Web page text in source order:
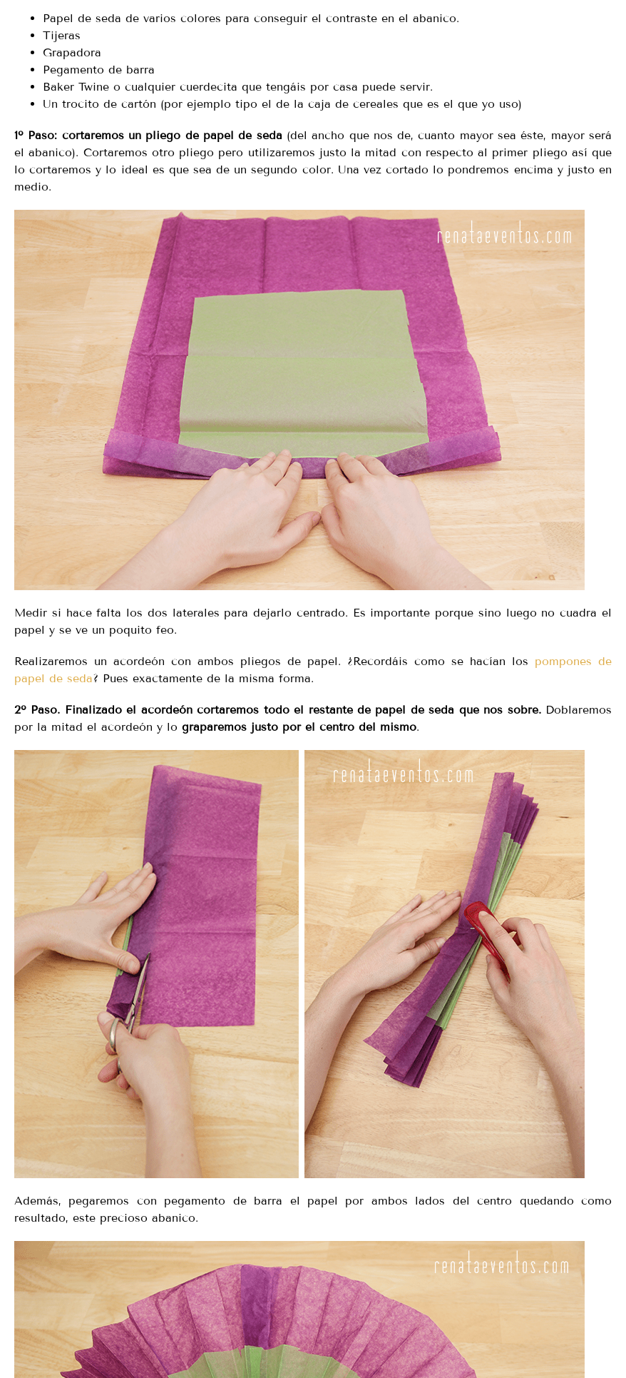
Papel de seda de varios colores para conseguir el contraste en el abanico.
Tijeras
Grapadora
Pegamento de barra
Baker Twine o cualquier cuerdecita que tengáis por casa puede servir.
Un trocito de cartón (por ejemplo tipo el de la caja de cereales que es el que yo uso)
1º Paso: cortaremos un pliego de papel de seda (del ancho que nos de, cuanto mayor sea éste, mayor será
el abanico). Cortaremos otro pliego pero utilizaremos justo la mitad con respecto al primer pliego así que
lo cortaremos y lo ideal es que sea de un segundo color. Una vez cortado lo pondremos encima y justo en
medio.
Medir si hace falta los dos laterales para dejarlo centrado. Es importante porque sino luego no cuadra el
papel y se ve un poquito feo.
Realizaremos un acordeón con ambos pliegos de papel. ¿Recordáis como se hacían los pompones de
papel de seda? Pues exactamente de la misma forma.
2º Paso. Finalizado el acordeón cortaremos todo el restante de papel de seda que nos sobre.Doblaremos
por la mitad el acordeón y lo graparemos justo por el centro del mismo.
Además, pegaremos con pegamento de barra el papel por ambos lados del centro quedando como
resultado, este precioso abanico.